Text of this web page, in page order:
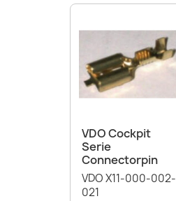
VDO Cockpit
Serie
Connectorpin
VDO X11-000-002-
021